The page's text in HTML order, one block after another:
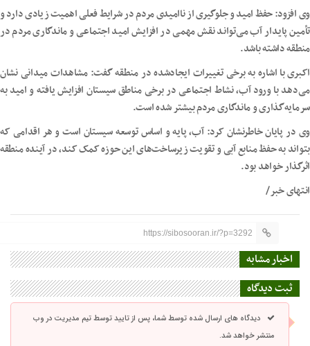
وی افزود: حفظ امید و جلوگیری از ناامیدی مردم در شرایط فعلی اهمیت زیادی دارد و
تأمین پایدار آب می‌تواند نقش مهمی در افزایش امید اجتماعی و ماندگاری مردم در
منطقه داشته باشد.
اکبری با اشاره به برخی تغییرات ایجادشده در منطقه گفت: مشاهدات میدانی نشان
می‌دهد با ورود آب، نشاط اجتماعی در برخی مناطق سیستان افزایش یافته و امید به
سرمایه‌گذاری و ماندگاری مردم بیشتر شده است.
وی در پایان خاطرنشان کرد: آب، پایه و اساس توسعه سیستان است و هر اقدامی که
بتواند به حفظ منابع آبی و تقویت زیرساخت‌های این حوزه کمک کند، در آینده منطقه
اثرگذار خواهد بود.
انتهای خبر/
https://sibosooran.ir/?p=3292
اخبار مشابه
ثبت دیدگاه
دیدگاه های ارسال شده توسط شما، پس از تایید توسط تیم مدیریت در وب
منتشر خواهد شد.